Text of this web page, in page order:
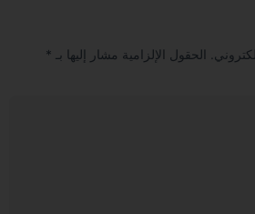
الحقول الإلزامية مشار إليها بـ *